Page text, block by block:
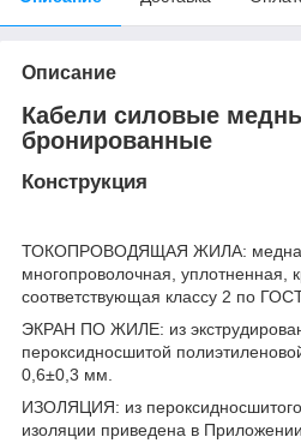
Описание
Кабели силовые
бронированные
Конструкция
ТОКОПРОВОДЯЩАЯ ЖИЛА:
многопроволочная, уплотненная,
соответствующая классу 2 по
ЭКРАН ПО ЖИЛЕ: из
пероксидносшитой
0,6±0,3 мм.
ИЗОЛЯЦИЯ: из
изоляции приведена в